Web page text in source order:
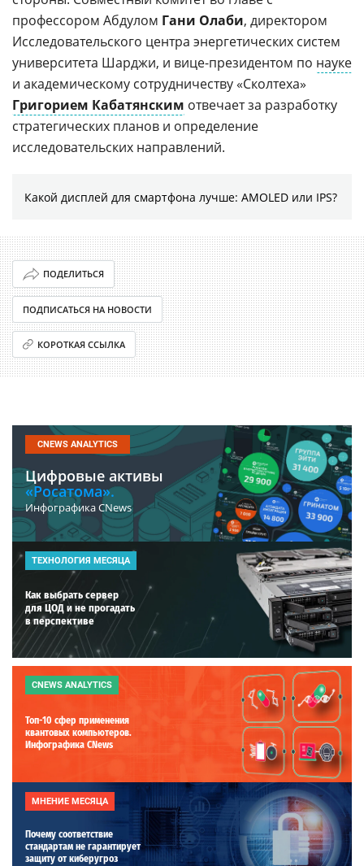
профессором Абдулом Гани Олаби, директором
Исследовательского центра энергетических систем
университета Шарджи, и вице-президентом по науке
и академическому сотрудничеству «Сколтеха»
Григорием Кабатянским отвечает за разработку
стратегических планов и определение
исследовательских направлений.
Какой дисплей для смартфона лучше: AMOLED или IPS?
ПОДЕЛИТЬСЯ
ПОДПИСАТЬСЯ НА НОВОСТИ
КОРОТКАЯ ССЫЛКА
CNEWS ANALYTICS
Цифровые активы
«Росатома».
Инфографика CNews
ТЕХНОЛОГИЯ МЕСЯЦА
Как выбрать сервер
для ЦОД и не прогадать
в перспективе
CNEWS ANALYTICS
Топ-10 сфер применения
квантовых компьютеров.
Инфографика CNews
МНЕНИЕ МЕСЯЦА
Почему соответствие
стандартам не гарантирует
защиту от киберугроз